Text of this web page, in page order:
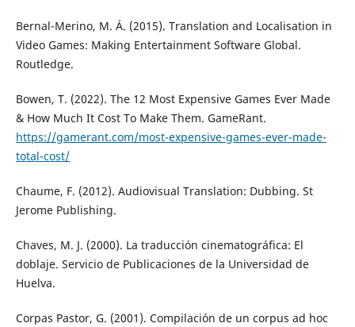
Bernal-Merino, M. Á. (2015). Translation and Localisation in
Video Games: Making Entertainment Software Global.
Routledge.
Bowen, T. (2022). The 12 Most Expensive Games Ever Made
& How Much It Cost To Make Them. GameRant.
https://gamerant.com/most-expensive-games-ever-made-
total-cost/
Chaume, F. (2012). Audiovisual Translation: Dubbing. St
Jerome Publishing.
Chaves, M. J. (2000). La traducción cinematográfica: El
doblaje. Servicio de Publicaciones de la Universidad de
Huelva.
Corpas Pastor, G. (2001). Compilación de un corpus ad hoc